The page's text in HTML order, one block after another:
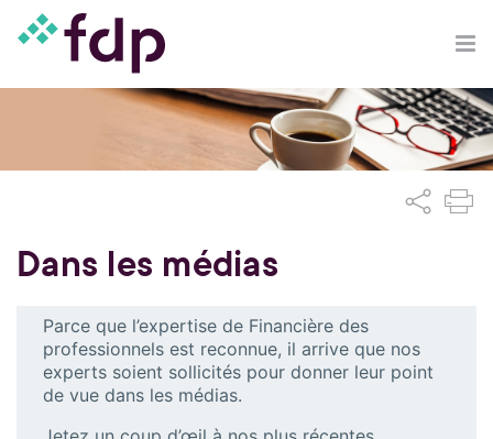
Dans les médias
Parce que l’expertise de Financière des
professionnels est reconnue, il arrive que nos
experts soient sollicités pour donner leur point
de vue dans les médias.